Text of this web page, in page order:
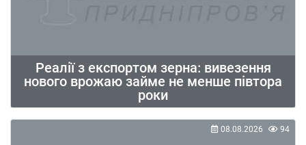
Реалії з експортом зерна: вивезення
нового врожаю займе не менше півтора
роки
08.08.2026 94